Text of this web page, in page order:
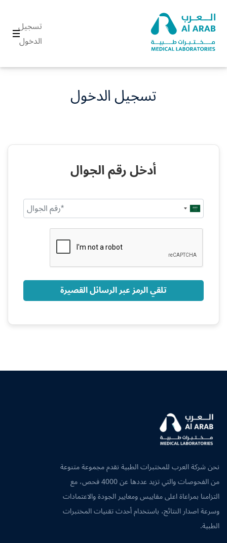
تسجيل
الدخول
تسجيل الدخول
أدخل رقم الجوال
Saudi
Arabia
تلقي الرمز عبر الرسائل القصيرة
نحن شركة العرب للمختبرات الطبية نقدم مجموعة متنوعة
من الفحوصات والتي تزيد عددها عن 4000 فحص، مع
التزامنا بمراعاة اعلى مقاييس ومعايير الجودة والاعتمادات
وسرعة اصدار النتائج، باستخدام أحدث تقنيات المختبرات
الطبية.